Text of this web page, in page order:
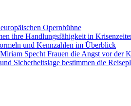
Opernbühne
ihre Handlungsfähigkeit in
und Kennzahlen im Überblick
Specht Frauen die Angst vor der
Sicherheitslage bestimmen die